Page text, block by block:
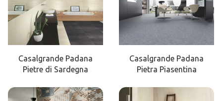
Casalgrande Padana
Pietre di Sardegna
Casalgrande Padana
Pietra Piasentina